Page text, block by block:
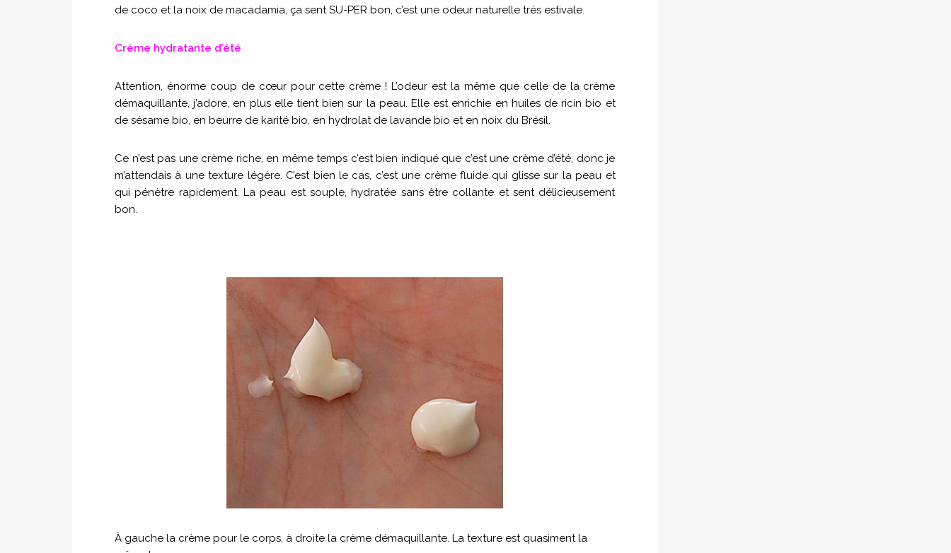
de coco et la noix de macadamia, ça sent SU-PER bon, c’est une odeur naturelle très estivale.
Crème hydratante d’été
Attention, énorme coup de cœur pour cette crème ! L’odeur est la même que celle de la crème
démaquillante, j’adore, en plus elle tient bien sur la peau. Elle est enrichie en huiles de ricin bio et
de sésame bio, en beurre de karité bio, en hydrolat de lavande bio et en noix du Brésil.
Ce n’est pas une crème riche, en même temps c’est bien indiqué que c’est une crème d’été, donc je
m’attendais à une texture légère. C’est bien le cas, c’est une crème fluide qui glisse sur la peau et
qui pénètre rapidement. La peau est souple, hydratée sans être collante et sent délicieusement
bon.
À gauche la crème pour le corps, à droite la crème démaquillante. La texture est quasiment la